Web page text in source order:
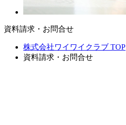
資料請求・お問合せ
株式会社ワイワイクラブ TOP
資料請求・お問合せ